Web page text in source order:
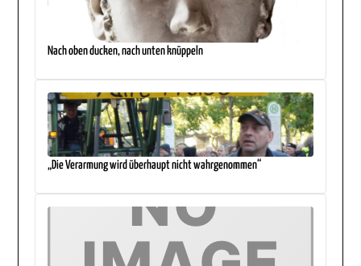
Nach oben ducken, nach unten knüppeln
„Die Verarmung wird überhaupt nicht wahrgenommen“